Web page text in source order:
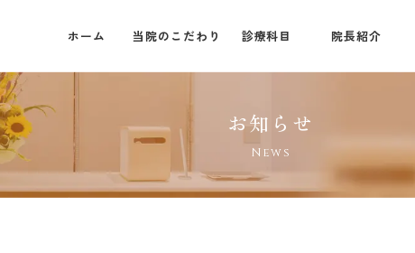
ホーム 当院のこだわり 診療科目 院長紹介
お知らせ
News